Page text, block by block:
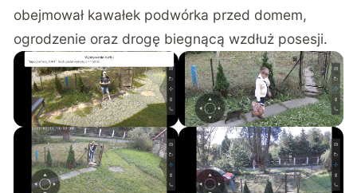
obejmował kawałek podwórka przed domem,
ogrodzenie oraz drogę biegnącą wzdłuż posesji.